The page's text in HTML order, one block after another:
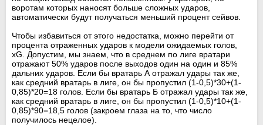
воротам которых наносят больше сложных ударов,
автоматически будут получаться меньший процент сейвов.
Чтобы избавиться от этого недостатка, можно перейти от
процента отраженных ударов к модели ожидаемых голов,
xG. Допустим, мы знаем, что в среднем по лиге вратари
отражают 50% ударов после выходов один на один и 85%
дальних ударов. Если бы вратарь А отражал удары так же,
как средний вратарь в лиге, он бы пропустил (1-0,5)*30+(1-
0,85)*20=18 голов. Если бы вратарь Б отражал удары так же,
как средний вратарь в лиге, он бы пропустил (1-0,5)*10+(1-
0,85)*90=18,5 голов (закроем глаза на то, что число
получилось нецелое).